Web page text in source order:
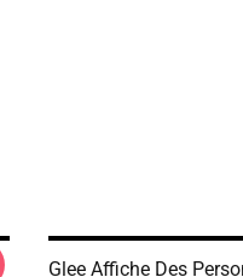
Glee Affiche Des